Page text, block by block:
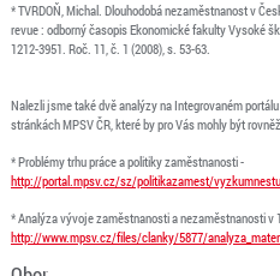
* TVRDOŇ, Michal. Dlouhodobá nezaměstnanost v
revue : odborný časopis Ekonomické fakulty Vysoké
1212-3951. Roč. 11, č. 1 (2008), s. 53-63.
Nalezli jsme také dvě analýzy na Integrovaném
stránkách MPSV ČR, které by pro Vás mohly být
* Problémy trhu práce a politiky zaměstnanosti -
http://portal.mpsv.cz/sz/politikazamest/
* Analýza vývoje zaměstnanosti a nezaměstnanosti v
http://www.mpsv.cz/files/clanky/5877/